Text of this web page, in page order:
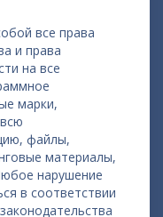
все права
и права
на все
марки,
файлы,
материалы,
нарушение
в соответствии